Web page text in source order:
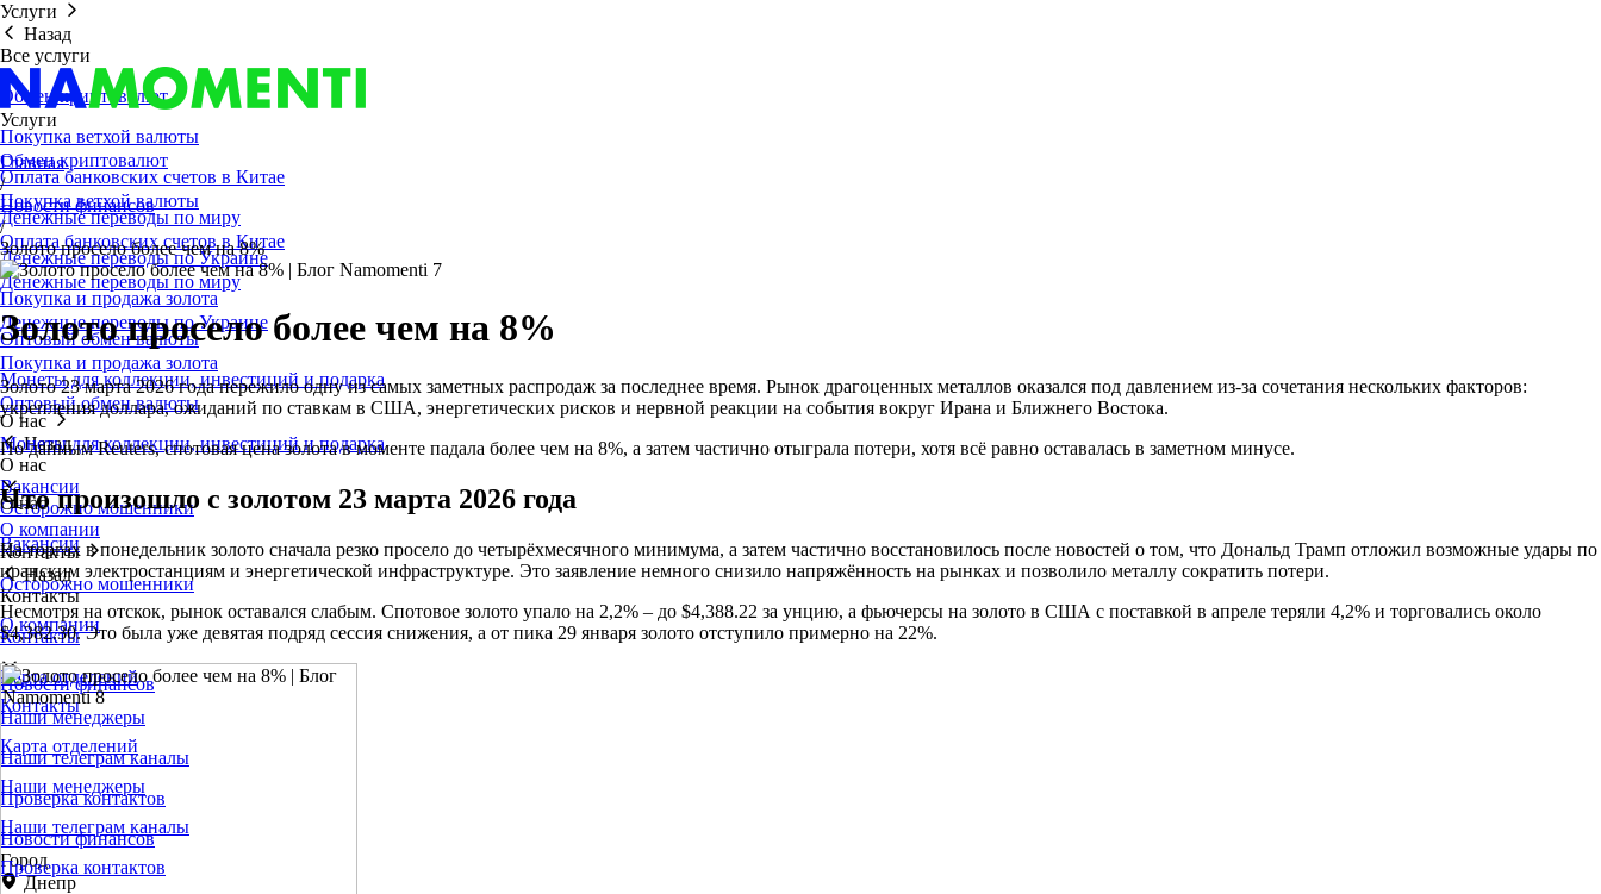
Услуги
Назад
Все услуги
Обмен криптовалют
Покупка ветхой валюты
Оплата банковских счетов в Китае
Денежные переводы по миру
Денежные переводы по Украине
Покупка и продажа золота
Оптовый обмен валюты
Монеты для коллекции, инвестиций и подарка
О нас
Назад
О нас
Вакансии
Осторожно мошенники
О компании
Контакты
Назад
Контакты
Контакты
Карта отделений
Наши менеджеры
Наши телеграм каналы
Проверка контактов
Новости финансов
Город
Днепр
Услуги
Обмен криптовалют
Покупка ветхой валюты
Оплата банковских счетов в Китае
Денежные переводы по миру
Денежные переводы по Украине
Покупка и продажа золота
Оптовый обмен валюты
Монеты для коллекции, инвестиций и подарка
О нас
Вакансии
Осторожно мошенники
О компании
Новости финансов
Контакты
Карта отделений
Наши менеджеры
Наши телеграм каналы
Проверка контактов
Главная
/
Новости финансов
/
Золото просело более чем на 8%
Золото просело более чем на 8%
Золото 23 марта 2026 года пережило одну из самых заметных распродаж за последнее время. Рынок драгоценных металлов оказался под давлением из-за сочетания нескольких факторов:
укрепления доллара, ожиданий по ставкам в США, энергетических рисков и нервной реакции на события вокруг Ирана и Ближнего Востока.
По данным Reuters, спотовая цена золота в моменте падала более чем на 8%, а затем частично отыграла потери, хотя всё равно оставалась в заметном минусе.
Что произошло с золотом 23 марта 2026 года
На торгах в понедельник золото сначала резко просело до четырёхмесячного минимума, а затем частично восстановилось после новостей о том, что Дональд Трамп отложил возможные удары по
иранским электростанциям и энергетической инфраструктуре. Это заявление немного снизило напряжённость на рынках и позволило металлу сократить потери.
Несмотря на отскок, рынок оставался слабым. Спотовое золото упало на 2,2% – до $4,388.22 за унцию, а фьючерсы на золото в США с поставкой в апреле теряли 4,2% и торговались около
$4,382.30. Это была уже девятая подряд сессия снижения, а от пика 29 января золото отступило примерно на 22%.